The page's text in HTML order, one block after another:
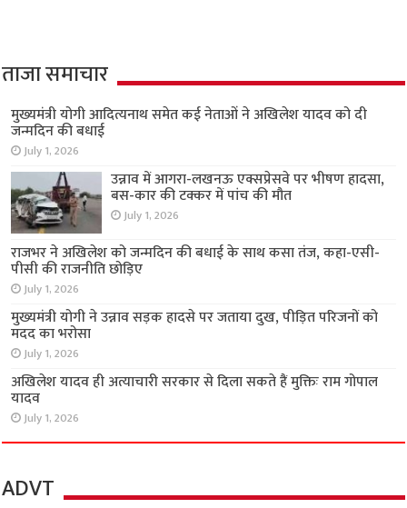
ताजा समाचार
मुख्यमंत्री योगी आदित्यनाथ समेत कई नेताओं ने अखिलेश यादव को दी
जन्मदिन की बधाई
July 1, 2026
उन्नाव में आगरा-लखनऊ एक्सप्रेसवे पर भीषण हादसा,
बस-कार की टक्कर में पांच की मौत
July 1, 2026
राजभर ने अखिलेश को जन्मदिन की बधाई के साथ कसा तंज, कहा-एसी-
पीसी की राजनीति छोड़िए
July 1, 2026
मुख्यमंत्री योगी ने उन्नाव सड़क हादसे पर जताया दुख, पीड़ित परिजनों को
मदद का भरोसा
July 1, 2026
अखिलेश यादव ही अत्याचारी सरकार से दिला सकते हैं मुक्तिः राम गोपाल
यादव
July 1, 2026
ADVT